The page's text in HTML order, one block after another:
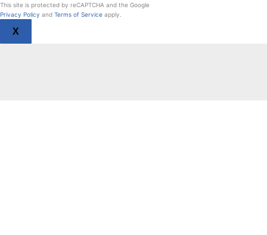
This site is protected by reCAPTCHA and the Google
Privacy Policy and Terms of Service apply.
X